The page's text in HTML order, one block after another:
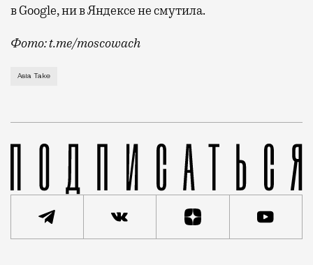
в Google, ни в Яндексе не смутила.
Фото: t.me/moscowach
Владельцы ресторана Asia Take в Люберцах (еще
Asia Take